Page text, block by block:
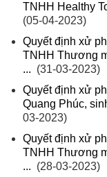
TNHH Healthy
(05-04-2023)
Quyết định xử
TNHH Thương
... (31-03-2023)
Quyết định xử
Quang Phúc,
03-2023)
Quyết định xử
TNHH Thương
... (28-03-2023)